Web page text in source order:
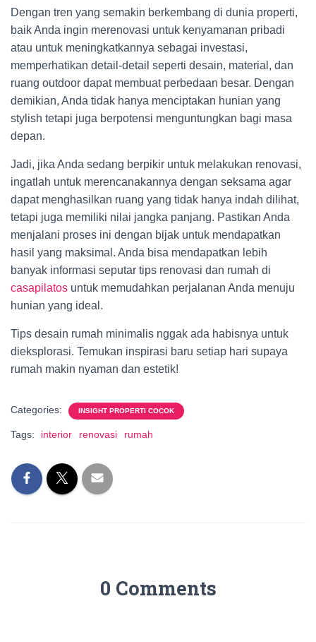
Dengan tren yang semakin berkembang di dunia properti,
baik Anda ingin merenovasi untuk kenyamanan pribadi
atau untuk meningkatkannya sebagai investasi,
memperhatikan detail-detail seperti desain, material, dan
ruang outdoor dapat membuat perbedaan besar. Dengan
demikian, Anda tidak hanya menciptakan hunian yang
stylish tetapi juga berpotensi menguntungkan bagi masa
depan.
Jadi, jika Anda sedang berpikir untuk melakukan renovasi,
ingatlah untuk merencanakannya dengan seksama agar
dapat menghasilkan ruang yang tidak hanya indah dilihat,
tetapi juga memiliki nilai jangka panjang. Pastikan Anda
menjalani proses ini dengan bijak untuk mendapatkan
hasil yang maksimal. Anda bisa mendapatkan lebih
banyak informasi seputar tips renovasi dan rumah di
casapilatos untuk memudahkan perjalanan Anda menuju
hunian yang ideal.
Tips desain rumah minimalis nggak ada habisnya untuk
dieksplorasi. Temukan inspirasi baru setiap hari supaya
rumah makin nyaman dan estetik!
Categories: INSIGHT PROPERTI COCOK
Tags: interior renovasi rumah
0 Comments